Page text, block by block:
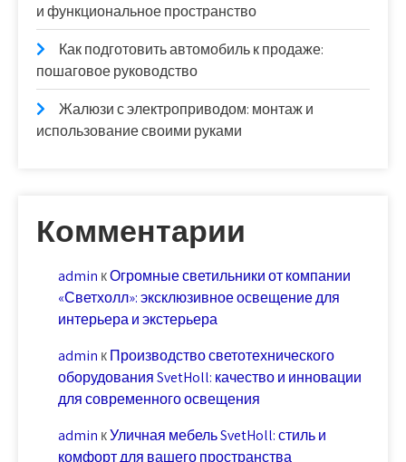
и функциональное пространство
Как подготовить автомобиль к продаже:
пошаговое руководство
Жалюзи с электроприводом: монтаж и
использование своими руками
Комментарии
admin кОгромные светильники от компании
«Светхолл»: эксклюзивное освещение для
интерьера и экстерьера
admin кПроизводство светотехнического
оборудования SvetHoll: качество и инновации
для современного освещения
admin кУличная мебель SvetHoll: стиль и
комфорт для вашего пространства